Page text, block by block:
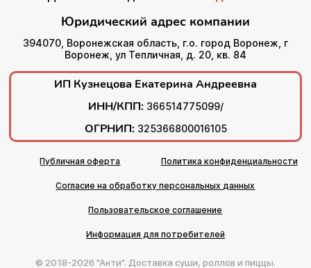
Юридический адрес компании
394070, Воронежская область, г.о. город Воронеж, г
Воронеж, ул Тепличная, д. 20, кв. 84
ИП Кузнецова Екатерина Андреевна
ИНН/КПП: 366514775099/
ОГРНИП: 325366800016105
Публичная оферта Политика конфиденциальности
Согласие на обработку персональных данных
Пользовательское соглашение
Информация для потребителей
© 2018-2026 "Анти". Доставка суши, роллов и пиццы.